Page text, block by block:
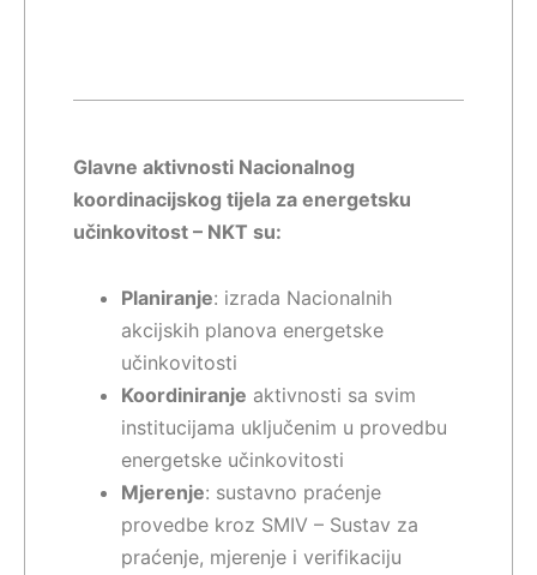
Glavne aktivnosti Nacionalnog
koordinacijskog tijela za energetsku
učinkovitost – NKT su:
Planiranje: izrada Nacionalnih
akcijskih planova energetske
učinkovitosti
Koordiniranje aktivnosti sa svim
institucijama uključenim u provedbu
energetske učinkovitosti
Mjerenje: sustavno praćenje
provedbe kroz SMIV – Sustav za
praćenje, mjerenje i verifikaciju